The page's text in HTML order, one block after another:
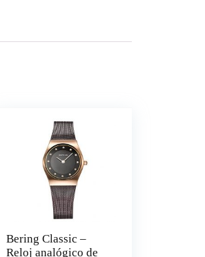
Bering Classic –
Reloj analógico de